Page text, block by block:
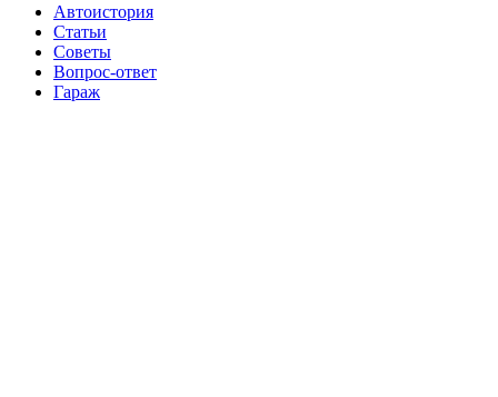
Автоистория
Статьи
Советы
Вопрос-ответ
Гараж